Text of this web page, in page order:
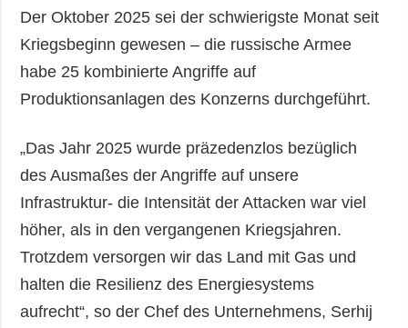
Der Oktober 2025 sei der schwierigste Monat seit
Kriegsbeginn gewesen – die russische Armee
habe 25 kombinierte Angriffe auf
Produktionsanlagen des Konzerns durchgeführt.
„Das Jahr 2025 wurde präzedenzlos bezüglich
des Ausmaßes der Angriffe auf unsere
Infrastruktur- die Intensität der Attacken war viel
höher, als in den vergangenen Kriegsjahren.
Trotzdem versorgen wir das Land mit Gas und
halten die Resilienz des Energiesystems
aufrecht“, so der Chef des Unternehmens, Serhij